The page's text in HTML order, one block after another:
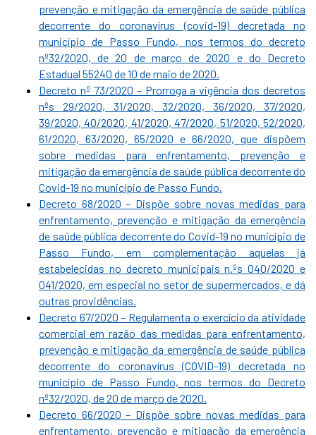
prevenção e mitigação da emergência de saúde pública
decorrente do coronavírus (covid-19) decretada no
município de Passo Fundo, nos termos do decreto
nº32/2020, de 20 de março de 2020 e do Decreto
Estadual 55240 de 10 de maio de 2020.
Decreto nº 73/2020 – Prorroga a vigência dos decretos
nºs 29/2020, 31/2020, 32/2020, 36/2020, 37/2020,
39/2020, 40/2020, 41/2020, 47/2020, 51/2020, 52/2020,
61/2020, 63/2020, 65/2020 e 66/2020, que dispõem
sobre medidas para enfrentamento, prevenção e
mitigação da emergência de saúde pública decorrente do
Covid-19 no município de Passo Fundo.
Decreto 68/2020 – Dispõe sobre novas medidas para
enfrentamento, prevenção e mitigação da emergência
de saúde pública decorrente do Covid-19 no município de
Passo Fundo, em complementação aquelas já
estabelecidas no decreto municipais n.ºs 040/2020 e
041/2020, em especial no setor de supermercados, e dá
outras providências.
Decreto 67/2020 – Regulamenta o exercício da atividade
comercial em razão das medidas para enfrentamento,
prevenção e mitigação da emergência de saúde pública
decorrente do coronavírus (COVID-19) decretada no
município de Passo Fundo, nos termos do Decreto
nº32/2020, de 20 de março de 2020.
Decreto 66/2020 – Dispõe sobre novas medidas para
enfrentamento, prevenção e mitigação da emergência